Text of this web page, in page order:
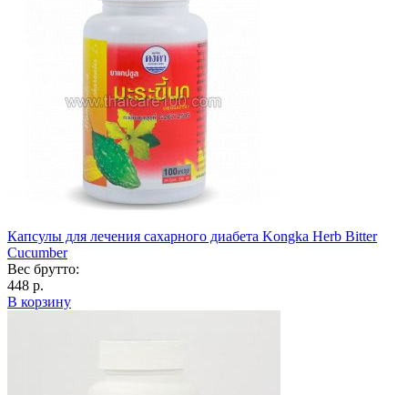
Капсулы для лечения сахарного диабета Kongka Herb Bitter
Cucumber
Вес брутто:
448 р.
В корзину